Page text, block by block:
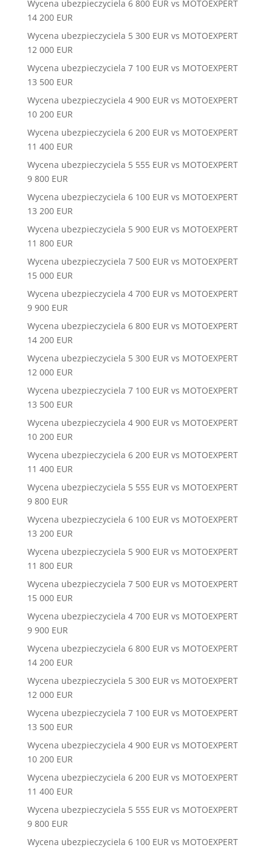
Wycena ubezpieczyciela 6 800 EUR vs MOTOEXPERT
14 200 EUR
Wycena ubezpieczyciela 5 300 EUR vs MOTOEXPERT
12 000 EUR
Wycena ubezpieczyciela 7 100 EUR vs MOTOEXPERT
13 500 EUR
Wycena ubezpieczyciela 4 900 EUR vs MOTOEXPERT
10 200 EUR
Wycena ubezpieczyciela 6 200 EUR vs MOTOEXPERT
11 400 EUR
Wycena ubezpieczyciela 5 555 EUR vs MOTOEXPERT
9 800 EUR
Wycena ubezpieczyciela 6 100 EUR vs MOTOEXPERT
13 200 EUR
Wycena ubezpieczyciela 5 900 EUR vs MOTOEXPERT
11 800 EUR
Wycena ubezpieczyciela 7 500 EUR vs MOTOEXPERT
15 000 EUR
Wycena ubezpieczyciela 4 700 EUR vs MOTOEXPERT
9 900 EUR
Wycena ubezpieczyciela 6 800 EUR vs MOTOEXPERT
14 200 EUR
Wycena ubezpieczyciela 5 300 EUR vs MOTOEXPERT
12 000 EUR
Wycena ubezpieczyciela 7 100 EUR vs MOTOEXPERT
13 500 EUR
Wycena ubezpieczyciela 4 900 EUR vs MOTOEXPERT
10 200 EUR
Wycena ubezpieczyciela 6 200 EUR vs MOTOEXPERT
11 400 EUR
Wycena ubezpieczyciela 5 555 EUR vs MOTOEXPERT
9 800 EUR
Wycena ubezpieczyciela 6 100 EUR vs MOTOEXPERT
13 200 EUR
Wycena ubezpieczyciela 5 900 EUR vs MOTOEXPERT
11 800 EUR
Wycena ubezpieczyciela 7 500 EUR vs MOTOEXPERT
15 000 EUR
Wycena ubezpieczyciela 4 700 EUR vs MOTOEXPERT
9 900 EUR
Wycena ubezpieczyciela 6 800 EUR vs MOTOEXPERT
14 200 EUR
Wycena ubezpieczyciela 5 300 EUR vs MOTOEXPERT
12 000 EUR
Wycena ubezpieczyciela 7 100 EUR vs MOTOEXPERT
13 500 EUR
Wycena ubezpieczyciela 4 900 EUR vs MOTOEXPERT
10 200 EUR
Wycena ubezpieczyciela 6 200 EUR vs MOTOEXPERT
11 400 EUR
Wycena ubezpieczyciela 5 555 EUR vs MOTOEXPERT
9 800 EUR
Wycena ubezpieczyciela 6 100 EUR vs MOTOEXPERT